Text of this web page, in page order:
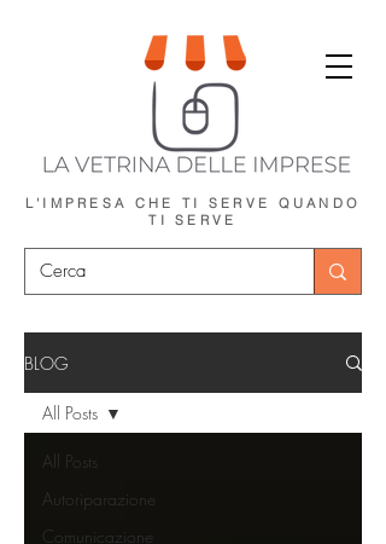
L'IMPRESA CHE TI SERVE QUANDO
TI SERVE
BLOG
All Posts
Autoriparazione
Comunicazione
All Posts